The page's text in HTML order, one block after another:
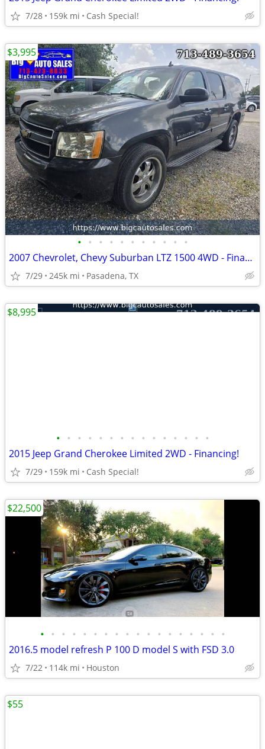
7/28 159k mi Cash Special!
• • • • • • • • • • •
2007 Chevrolet, Chevy Suburban LTZ 1500 4WD - Financing!
7/29 245k mi Pasadena, TX
$3,995
• • • • • • • • • • • • • • •
2015 Jeep Grand Cherokee Limited 2WD - Financing!
7/29 159k mi Cash Special!
$8,995
• • • • • • • • • • • • • • • • • •
2016.5 model refresh P 100 D model S with FSD 3.0
7/22 114k mi Houston
$22,500
$55